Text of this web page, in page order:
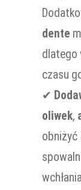
dente
dlatego
czasu
✔
oliwek,
obniżyć